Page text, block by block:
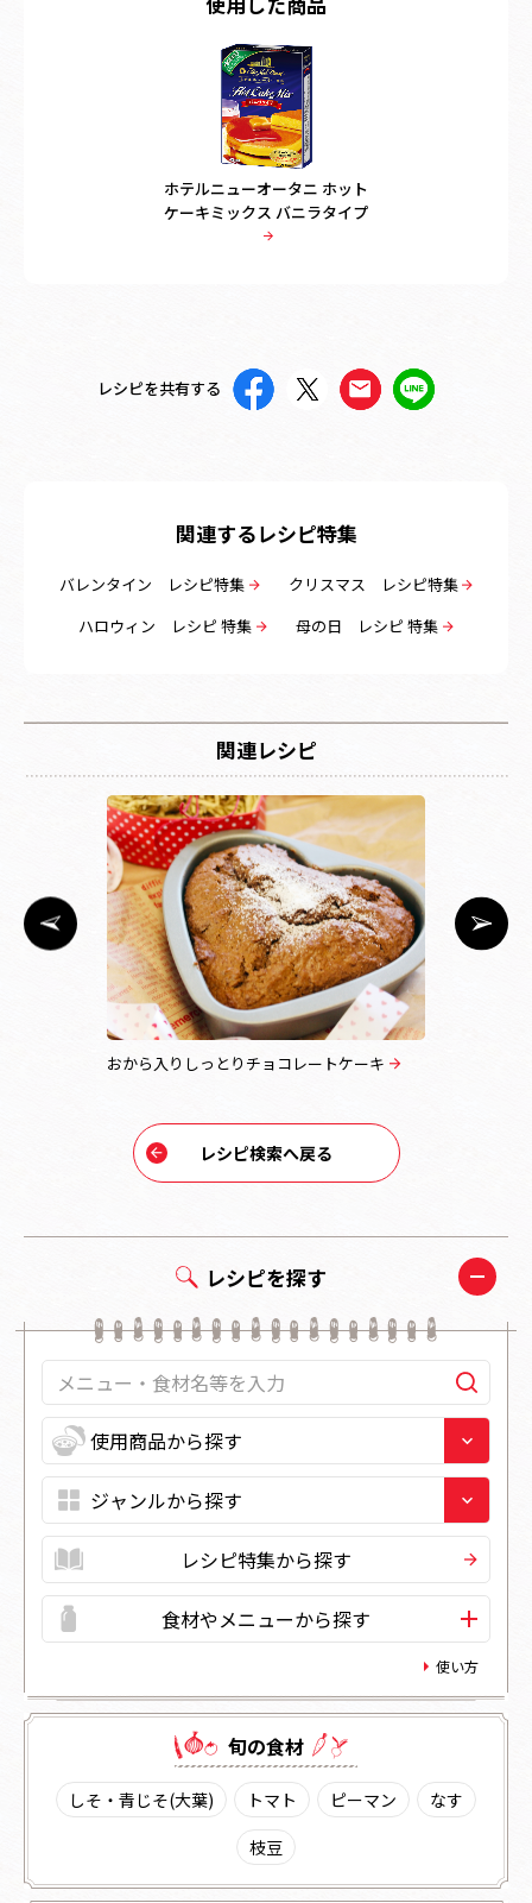
レシピを探す
レシピ特集から探す
食材やメニューから探す
使い方
旬の⾷材
しそ・青じそ(大葉) トマト ピーマン
なす
枝豆
ホテルニューオータニ ホット
ケーキミックス バニラタイプ
レシピを共有する
関連するレシピ特集
バレンタイン レシピ特集
クリスマス レシピ特集
ハロウィン レシピ 特集
母の日 レシピ 特集
関連レシピ
おから入りしっとりチョコレートケーキ
レシピ検索へ戻る